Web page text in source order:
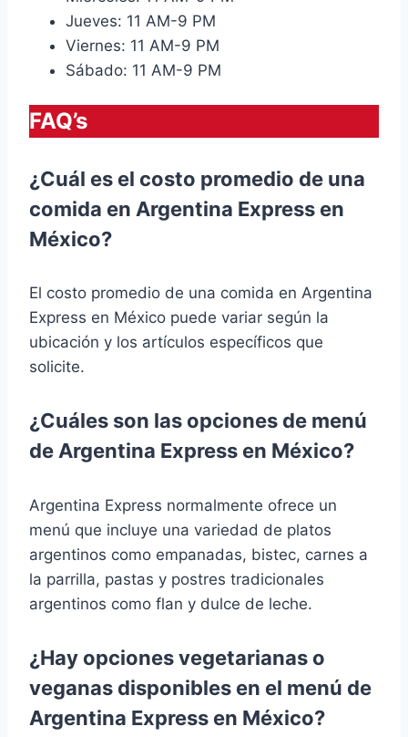
Jueves: 11 AM-9 PM
Viernes: 11 AM-9 PM
Sábado: 11 AM-9 PM
FAQ’s
¿Cuál es el costo promedio de una
comida en Argentina Express en
México?
El costo promedio de una comida en Argentina
Express en México puede variar según la
ubicación y los artículos específicos que
solicite.
¿Cuáles son las opciones de menú
de Argentina Express en México?
Argentina Express normalmente ofrece un
menú que incluye una variedad de platos
argentinos como empanadas, bistec, carnes a
la parrilla, pastas y postres tradicionales
argentinos como flan y dulce de leche.
¿Hay opciones vegetarianas o
veganas disponibles en el menú de
Argentina Express en México?